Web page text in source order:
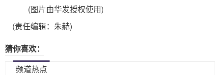
(图片由华发授权使用)
(责任编辑：朱赫)
猜你喜欢：
频道热点